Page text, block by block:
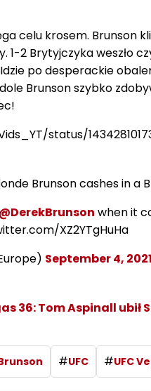
celu krosem. Brunson
1-2 Brytyjczyka weszło
po desperackie
Brunson szybko
status/
Brunson cashes in a
@DerekBrunson when it
XZ2YTgHuHa
September 4, 2021
36: Tom Aspinall
#UFC #UFC